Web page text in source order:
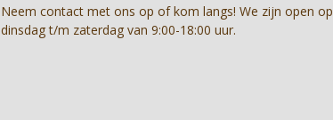
Neem contact met ons op of kom langs! We zijn open op
dinsdag t/m zaterdag van 9:00-18:00 uur.